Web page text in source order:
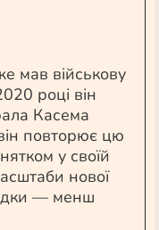
мав військову
році він
Касема
повторює цю
у своїй
нової
— менш